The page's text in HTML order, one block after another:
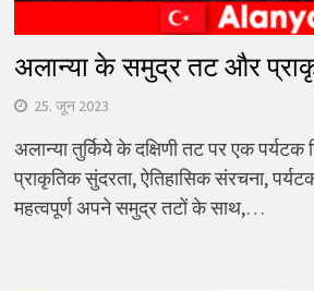
अलान्या के समुद्र तट और
25. जून 2023
अलान्या तुर्किये के दक्षिणी तट पर एक
प्राकृतिक सुंदरता, ऐतिहासिक संरचना,
महत्वपूर्ण अपने समुद्र तटों के साथ,…